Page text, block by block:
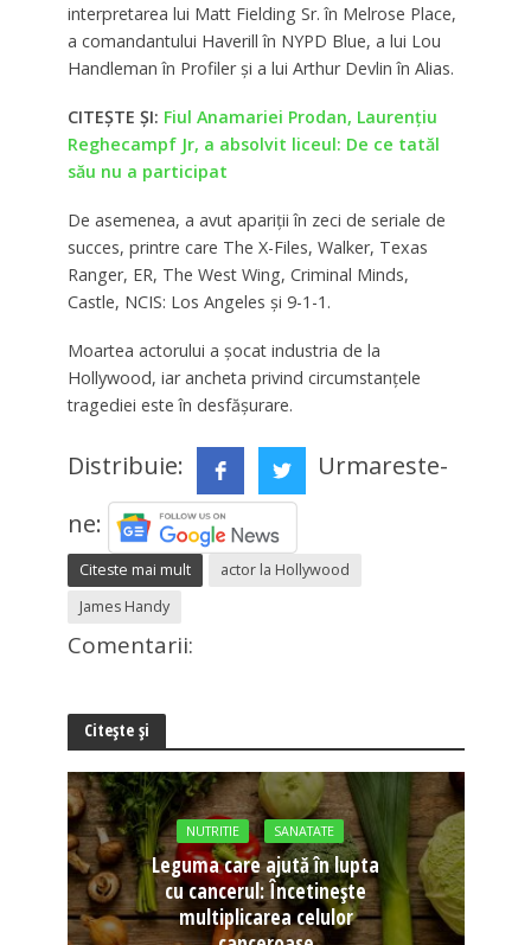
interpretarea lui Matt Fielding Sr. în Melrose Place,
a comandantului Haverill în NYPD Blue, a lui Lou
Handleman în Profiler și a lui Arthur Devlin în Alias.
CITEȘTE ȘI: Fiul Anamariei Prodan, Laurențiu
Reghecampf Jr, a absolvit liceul: De ce tatăl
său nu a participat
De asemenea, a avut apariții în zeci de seriale de
succes, printre care The X-Files, Walker, Texas
Ranger, ER, The West Wing, Criminal Minds,
Castle, NCIS: Los Angeles și 9-1-1.
Moartea actorului a șocat industria de la
Hollywood, iar ancheta privind circumstanțele
tragediei este în desfășurare.
Distribuie:
Urmareste-
ne:
Citeste mai mult
actor la Hollywood
James Handy
Comentarii:
Citește și
NUTRITIE SANATATE
Leguma care ajută în lupta
cu cancerul: Încetinește
multiplicarea celulor